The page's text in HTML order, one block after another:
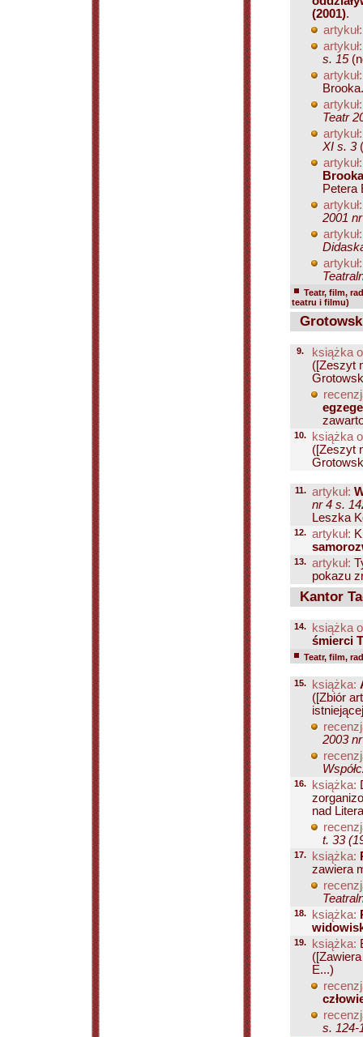
(2001).
artykuł:
artykuł:
s. 15
artykuł:
artykuł:
Teatr
artykuł:
XI s. 3
artykuł:
Brooka
Petera
artykuł:
2001
artykuł:
artykuł:
Teatr, film,
teatru i filmu)
9.
książka
([Zeszyt
10.
książka
([Zeszyt
11. artykuł:
nr 4 s.
Leszka
12. artykuł:
13. artykuł:
pokazu
Kantor
14.
książka
śmierci
Teatr, film,
15. książka:
([Zbiór
2003
16. książka:
nad
t. 33
17. książka:
zawiera
18. książka:
19. książka:
E...)
s. 124-